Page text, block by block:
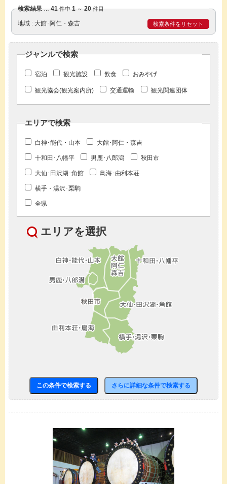
検索結果 41件中 1 ～ 20件目
検索条件をリセット
地域 大館･阿仁・森吉
ジャンルで検索
宿泊 観光施設 飲食 おみやげ
観光協会(観光案内所) 交通運輸 観光関連団体
エリアで検索
白神･能代・山本 大館･阿仁・森吉
十和田･八幡平 男鹿･八郎潟 秋田市
大仙･田沢湖･角館 鳥海･由利本荘
横手・湯沢･栗駒
全県
エリアを選択
この条件で検索する さらに詳細な条件で検索する